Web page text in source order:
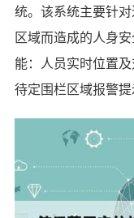
统。该系统主要针
区域而造成的人身
能：人员实时位置
待定围栏区域报警提